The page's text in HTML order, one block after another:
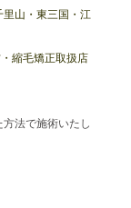
里山・東三国・江
・縮毛矯正取扱店
法で施術いたし